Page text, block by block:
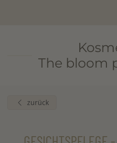
The bloom
zurück